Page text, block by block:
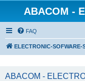
ABACOM -
FAQ
ELECTRONIC-SOFWARE-
ABACOM -